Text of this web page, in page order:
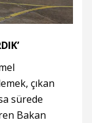
çıkan
sürede
Bakan